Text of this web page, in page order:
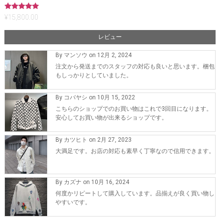
5段階中
5.00
¥15,800.00
レビュー
By マンソウ on 12月 2, 2024
注文から発送までのスタッフの対応も良いと思います。梱包
もしっかりとしていました。
By コバヤシ on 10月 15, 2022
こちらのショップでのお買い物はこれで3回目になります。
安心してお買い物が出来るショップです。
By カツヒト on 2月 27, 2023
大満足です。お店の対応も素早く丁寧なので信用できます。
By カズナ on 10月 16, 2024
何度かリピートして購入しています。品揃えが良く買い物し
やすいです。